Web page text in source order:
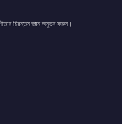
চিরন্তন জ্ঞান অনুভব করুন।